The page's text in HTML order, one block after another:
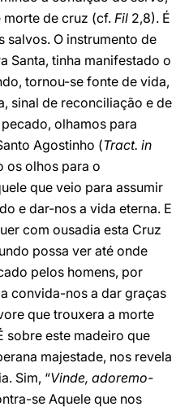
de cruz (cf. Fil 2,8). É
salvos. O instrumento de
Santa, tinha manifestado o
tornou-se fonte de vida,
sinal de reconciliação e de
olhamos para
Agostinho (Tract. in
os olhos para o
que veio para assumir
e dar-nos a vida eterna. E
com ousadia esta Cruz
possa ver até onde
pelos homens, por
convida-nos a dar graças
que trouxera a morte
sobre este madeiro que
majestade, nos revela
Sim, “Vinde, adoremo-
se Aquele que nos